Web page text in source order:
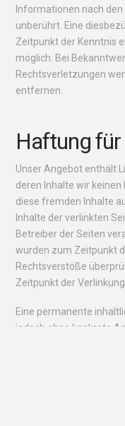
Informationen nach
unberührt. Eine
Zeitpunkt der Kenntnis
möglich. Bei
Rechtsverletzungen
entfernen.
Haftung
Unser Angebot enthält
deren Inhalte wir
diese fremden Inhalte
Inhalte der verlinkten
Betreiber der Seiten
wurden zum Zeitpunkt
Rechtsverstöße
Zeitpunkt der
Eine permanente
jedoch ohne konkrete